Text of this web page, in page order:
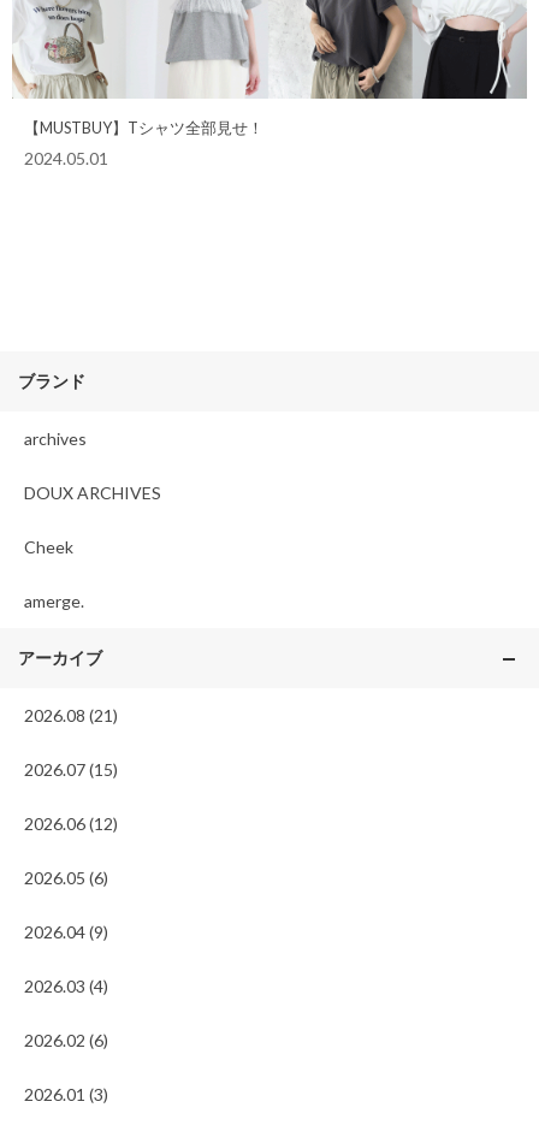
【MUSTBUY】Tシャツ全部見せ！
2024.05.01
ブランド
archives
DOUX ARCHIVES
Cheek
amerge.
アーカイブ
2026.08 (21)
2026.07 (15)
2026.06 (12)
2026.05 (6)
2026.04 (9)
2026.03 (4)
2026.02 (6)
2026.01 (3)